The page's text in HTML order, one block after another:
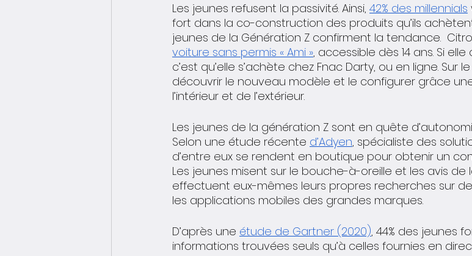
Les jeunes refusent la passivité. Ainsi, 42% des millennials
fort dans la co-construction des produits qu’ils
jeunes de la Génération Z confirment la tendance.
voiture sans permis « Ami », accessible dès 14 ans. Si
c’est qu’elle s’achète chez Fnac Darty, ou en ligne. Sur
découvrir le nouveau modèle et le configurer grâce
l’intérieur et de l’extérieur.
Les jeunes de la génération Z sont en quête
Selon une étude récente d’Adyen, spécialiste des
d’entre eux se rendent en boutique pour obtenir un
Les jeunes misent sur le bouche-à-oreille et les avis de
effectuent eux-mêmes leurs propres recherches sur
les applications mobiles des grandes marques.
D’après une étude de Gartner (2020), 44% des jeunes
informations trouvées seuls qu’à celles fournies en